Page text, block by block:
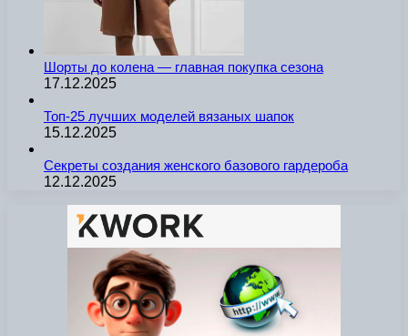
Шорты до колена — главная покупка сезона
17.12.2025
Топ-25 лучших моделей вязаных шапок
15.12.2025
Секреты создания женского базового гардероба
12.12.2025